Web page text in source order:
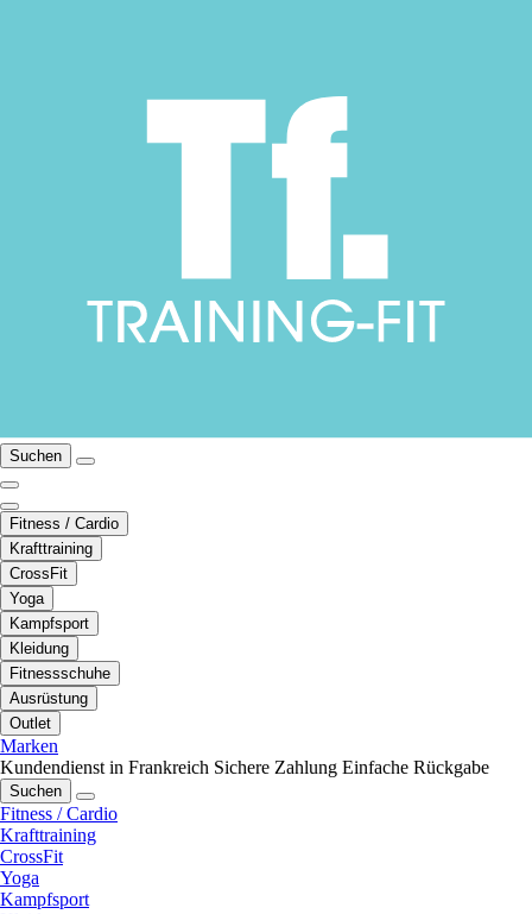
Suchen
Fitness / Cardio
Krafttraining
CrossFit
Yoga
Kampfsport
Kleidung
Fitnessschuhe
Ausrüstung
Outlet
Marken
Kundendienst in Frankreich Sichere Zahlung Einfache Rückgabe
Suchen
Fitness / Cardio
Krafttraining
CrossFit
Yoga
Kampfsport